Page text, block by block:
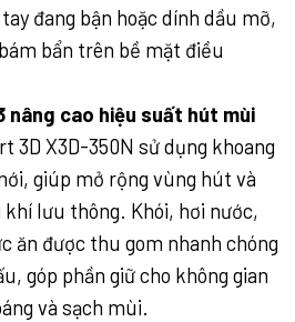
đang bận hoặc dính dầu mỡ,
bẩn trên bề mặt điều
nâng cao hiệu suất hút mùi
3D X3D-350N sử dụng khoang
giúp mở rộng vùng hút và
lưu thông. Khói, hơi nước,
ăn được thu gom nhanh chóng
góp phần giữ cho không gian
và sạch mùi.